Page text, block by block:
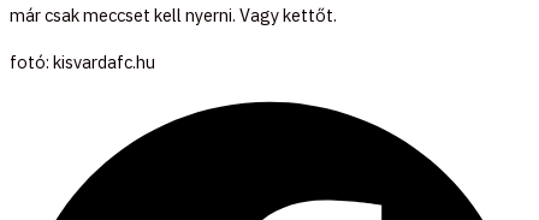
már csak meccset kell nyerni. Vagy kettőt.
fotó: kisvardafc.hu